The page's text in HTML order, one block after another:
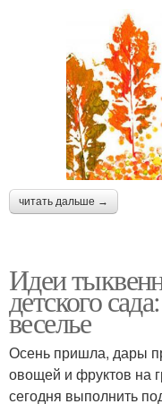
читать дальше →
Идеи
детского
веселье
Осень пришла, дары
овощей и фруктов на
сегодня выполнить